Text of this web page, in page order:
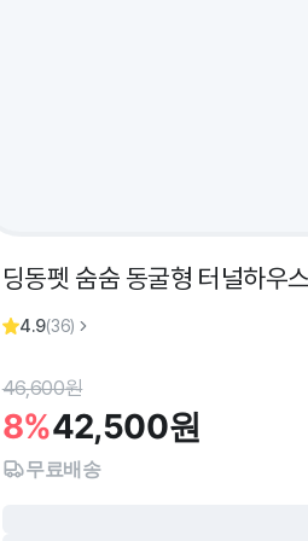
딩동펫 숨숨 동굴형 터널하우
4.9(36)
46,600원
8%42,500원
무료배송